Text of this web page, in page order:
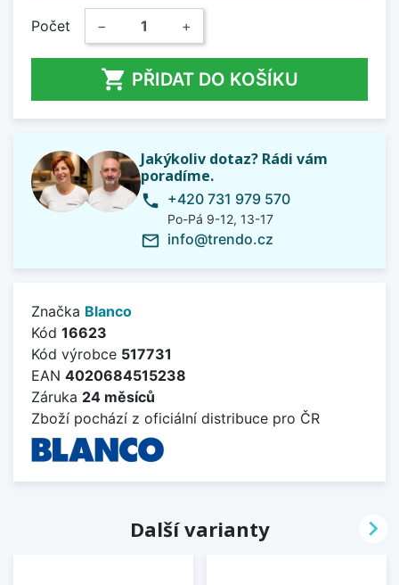
Počet − +
 PŘIDAT DO KOŠÍKU
Jakýkoliv dotaz? Rádi vám
poradíme.
phone +420 731 979 570
Po-Pá 9-12, 13-17
mail_outline info@trendo.cz
Značka Blanco
Kód 16623
Kód výrobce 517731
EAN 4020684515238
Záruka 24 měsíců
Zboží pochází z oficiální distribuce pro ČR
Další varianty 